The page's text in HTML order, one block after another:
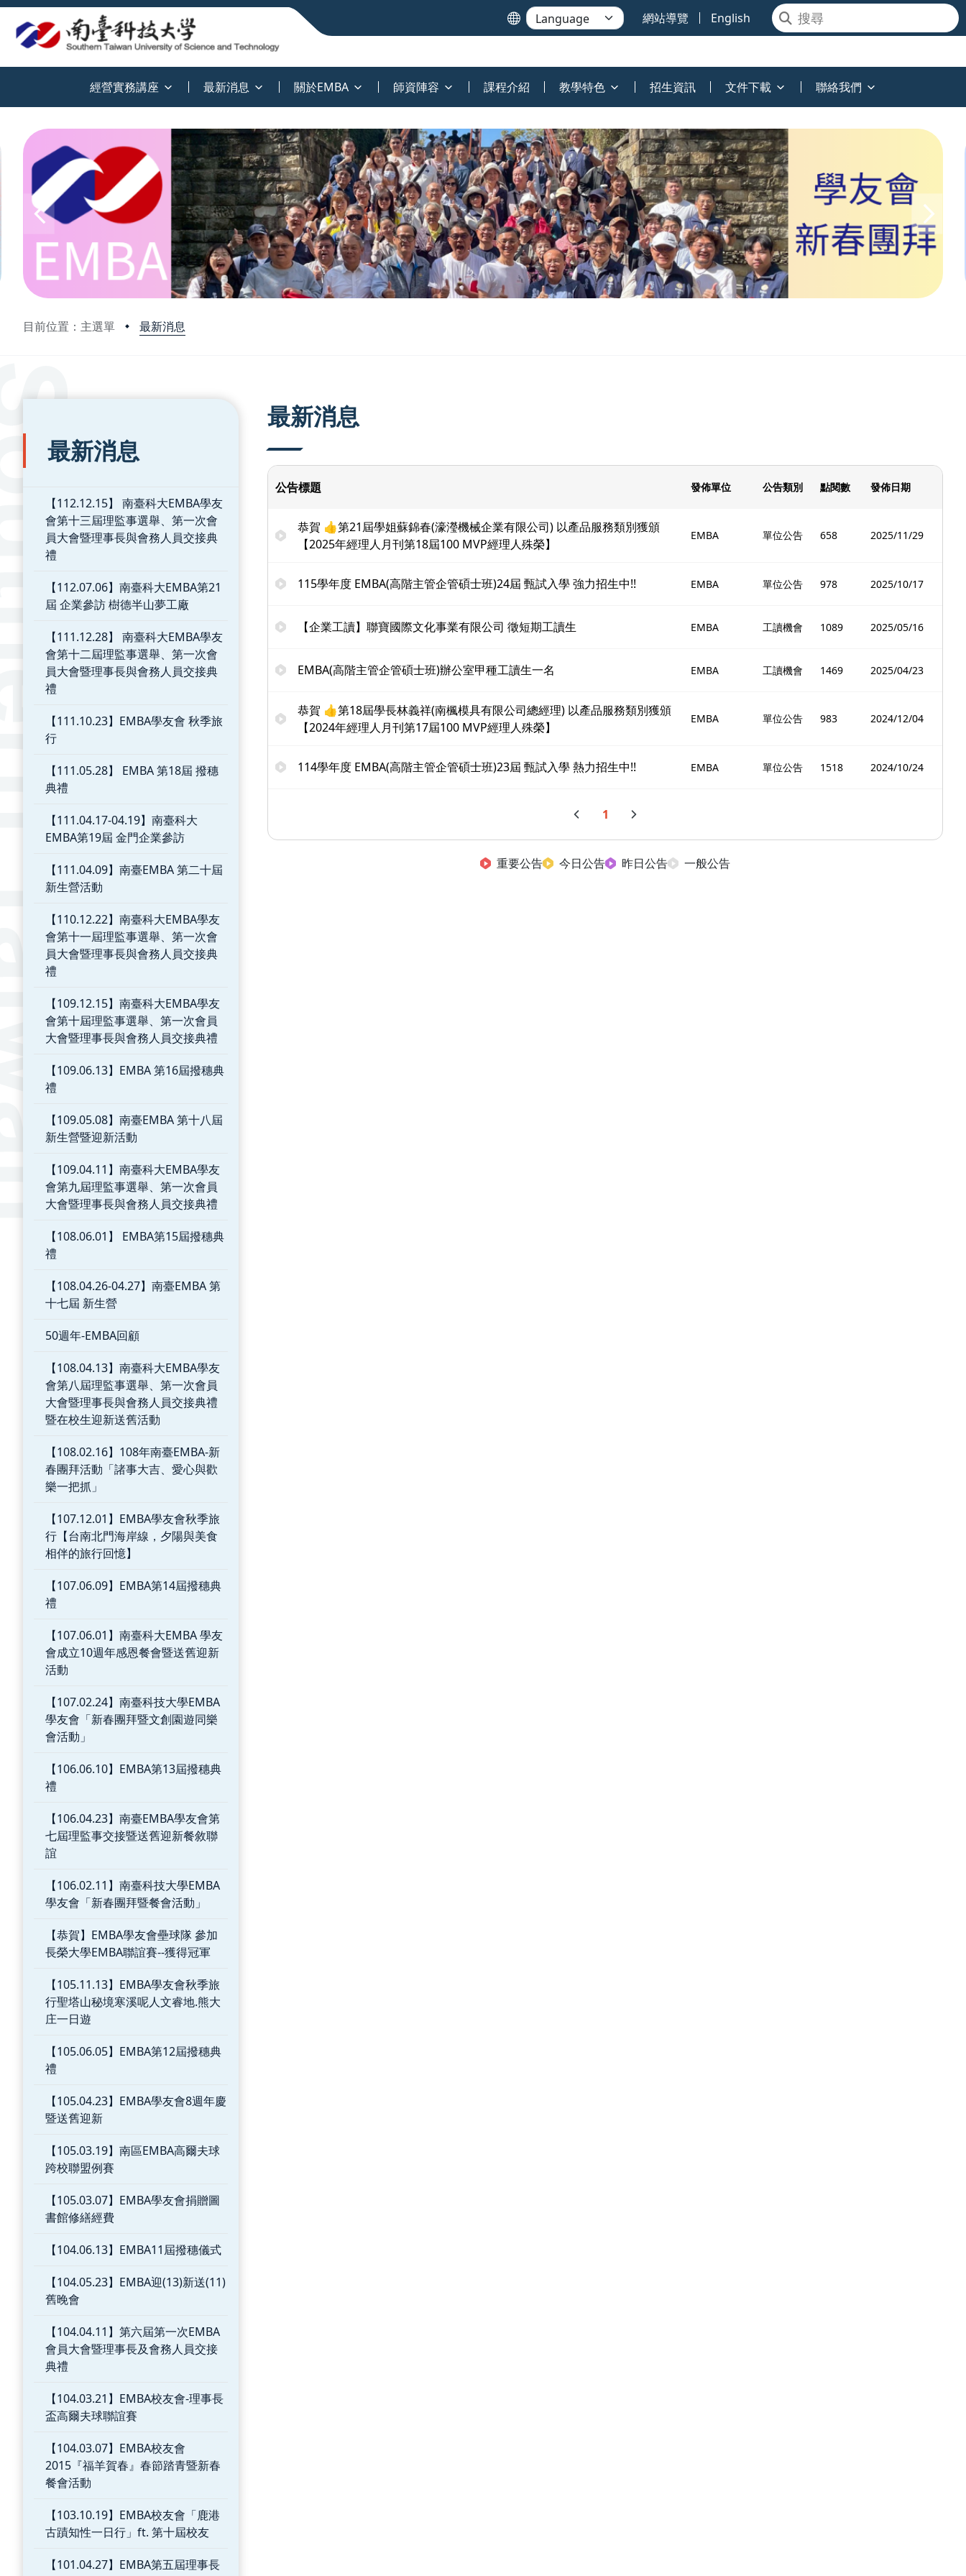
網站導覽 English
經營實務講座 最新消息 關於EMBA 師資陣容 課程介紹 教學特色 招生資訊 文件下載 聯絡我們
目前位置：主選單 最新消息
:::
最新消息
【112.12.15】 南臺科大EMBA學友
會第十三屆理監事選舉、第一次會
員大會暨理事長與會務人員交接典
禮
【112.07.06】南臺科大EMBA第21
屆 企業參訪 樹德半山夢工廠
【111.12.28】 南臺科大EMBA學友
會第十二屆理監事選舉、第一次會
員大會暨理事長與會務人員交接典
禮
【111.10.23】EMBA學友會 秋季旅
行
【111.05.28】 EMBA 第18屆 撥穗
典禮
【111.04.17-04.19】南臺科大
EMBA第19屆 金門企業參訪
【111.04.09】南臺EMBA 第二十屆
新生營活動
【110.12.22】南臺科大EMBA學友
會第十一屆理監事選舉、第一次會
員大會暨理事長與會務人員交接典
禮
【109.12.15】南臺科大EMBA學友
會第十屆理監事選舉、第一次會員
大會暨理事長與會務人員交接典禮
【109.06.13】EMBA 第16屆撥穗典
禮
【109.05.08】南臺EMBA 第十八屆
新生營暨迎新活動
【109.04.11】南臺科大EMBA學友
會第九屆理監事選舉、第一次會員
大會暨理事長與會務人員交接典禮
【108.06.01】 EMBA第15屆撥穗典
禮
【108.04.26-04.27】南臺EMBA 第
十七屆 新生營
50週年-EMBA回顧
【108.04.13】南臺科大EMBA學友
會第八屆理監事選舉、第一次會員
大會暨理事長與會務人員交接典禮
暨在校生迎新送舊活動
【108.02.16】108年南臺EMBA-新
春團拜活動「諸事大吉、愛心與歡
樂一把抓」
【107.12.01】EMBA學友會秋季旅
行【台南北門海岸線，夕陽與美食
相伴的旅行回憶】
【107.06.09】EMBA第14屆撥穗典
禮
【107.06.01】南臺科大EMBA 學友
會成立10週年感恩餐會暨送舊迎新
活動
【107.02.24】南臺科技大學EMBA
學友會「新春團拜暨文創園遊同樂
會活動」
【106.06.10】EMBA第13屆撥穗典
禮
【106.04.23】南臺EMBA學友會第
七屆理監事交接暨送舊迎新餐敘聯
誼
【106.02.11】南臺科技大學EMBA
學友會「新春團拜暨餐會活動」
【恭賀】EMBA學友會壘球隊 參加
長榮大學EMBA聯誼賽--獲得冠軍
【105.11.13】EMBA學友會秋季旅
行聖塔山秘境寒溪呢人文睿地.熊大
庄一日遊
【105.06.05】EMBA第12屆撥穗典
禮
【105.04.23】EMBA學友會8週年慶
暨送舊迎新
【105.03.19】南區EMBA高爾夫球
跨校聯盟例賽
【105.03.07】EMBA學友會捐贈圖
書館修繕經費
【104.06.13】EMBA11屆撥穗儀式
【104.05.23】EMBA迎(13)新送(11)
舊晚會
【104.04.11】第六屆第一次EMBA
會員大會暨理事長及會務人員交接
典禮
【104.03.21】EMBA校友會-理事長
盃高爾夫球聯誼賽
【104.03.07】EMBA校友會
2015『福羊賀春』春節踏青暨新春
餐會活動
【103.10.19】EMBA校友會「鹿港
古蹟知性一日行」ft. 第十屆校友
【101.04.27】EMBA第五屆理事長
最新消息
公告標題 發佈單位 公告類別 點閱數 發佈日期
恭賀 👍第21屆學姐蘇錦春(濠瀅機械企業有限公司) 以產品服務類別獲頒
【2025年經理人月刊第18屆100 MVP經理人殊榮】
EMBA 單位公告 658 2025/11/29
115學年度 EMBA(高階主管企管碩士班)24屆 甄試入學 強力招生中!! EMBA 單位公告 978 2025/10/17
【企業工讀】聯寶國際文化事業有限公司 徵短期工讀生 EMBA 工讀機會 1089 2025/05/16
EMBA(高階主管企管碩士班)辦公室甲種工讀生一名 EMBA 工讀機會 1469 2025/04/23
恭賀 👍第18屆學長林義祥(南楓模具有限公司總經理) 以產品服務類別獲頒
【2024年經理人月刊第17屆100 MVP經理人殊榮】
EMBA 單位公告 983 2024/12/04
114學年度 EMBA(高階主管企管碩士班)23屆 甄試入學 熱力招生中!! EMBA 單位公告 1518 2024/10/24
1
重要公告 今日公告 昨日公告 一般公告